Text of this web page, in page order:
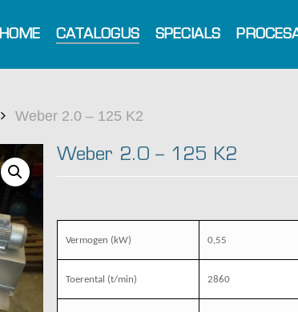
HOME CATALOGUS SPECIALS
Weber 2.0 – 125 K2
Weber 2.0 – 125 K2
Vermogen (kW) 0,55
Toerental (t/min) 2860